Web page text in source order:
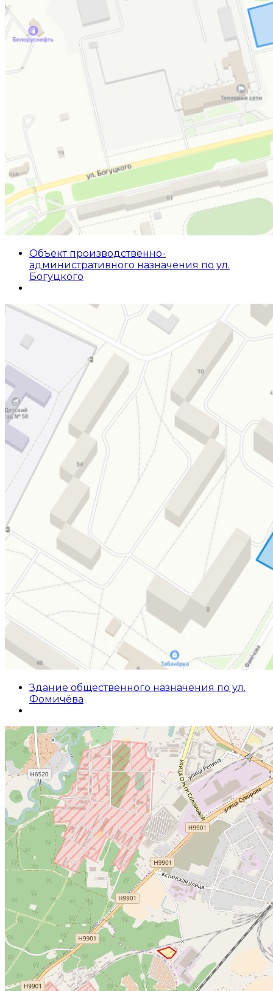
Объект производственно-
административного назначения по ул.
Богуцкого
Здание общественного назначения по ул.
Фомичёва